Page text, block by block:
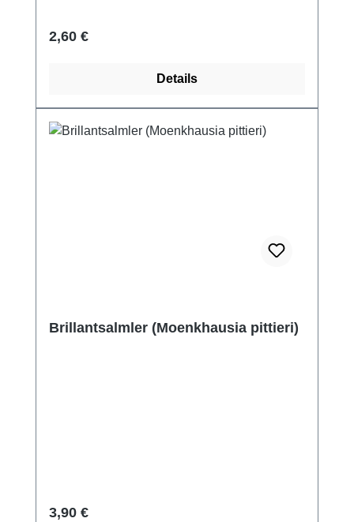
Regulärer Preis:
2,60 €
Details
Brillantsalmler (Moenkhausia pittieri)
Regulärer Preis:
3,90 €